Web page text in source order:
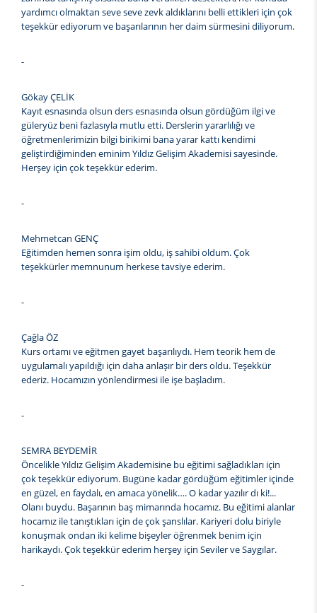
yardımcı olmaktan seve seve zevk aldıklarını belli ettikleri için çok
teşekkür ediyorum ve başarılarının her daim sürmesini diliyorum.
-
Gökay ÇELİK
Kayıt esnasında olsun ders esnasında olsun gördüğüm ilgi ve
güleryüz beni fazlasıyla mutlu etti. Derslerin yararlılığı ve
öğretmenlerimizin bilgi birikimi bana yarar kattı kendimi
geliştirdiğiminden eminim Yıldız Gelişim Akademisi sayesinde.
Herşey için çok teşekkür ederim.
-
Mehmetcan GENÇ
Eğitimden hemen sonra işim oldu, iş sahibi oldum. Çok
teşekkürler memnunum herkese tavsiye ederim.
-
Çağla ÖZ
Kurs ortamı ve eğitmen gayet başarılıydı. Hem teorik hem de
uygulamalı yapıldığı için daha anlaşır bir ders oldu. Teşekkür
ederiz. Hocamızın yönlendirmesi ile işe başladım.
-
SEMRA BEYDEMİR
Öncelikle Yıldız Gelişim Akademisine bu eğitimi sağladıkları için
çok teşekkür ediyorum. Bugüne kadar gördüğüm eğitimler içinde
en güzel, en faydalı, en amaca yönelik…. O kadar yazılır dı ki!...
Olanı buydu. Başarının baş mimarında hocamız. Bu eğitimi alanlar
hocamız ile tanıştıkları için de çok şanslılar. Kariyeri dolu biriyle
konuşmak ondan iki kelime bişeyler öğrenmek benim için
harikaydı. Çok teşekkür ederim herşey için Seviler ve Saygılar.
-